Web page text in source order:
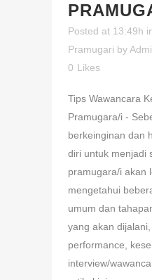
Posted at 13:49h
Pramugari by
0 Likes
Tips Wawancara
Pramugara/i -
berkeinginan dan
diri untuk menjadi
pramugara/i akan
mengetahui
umum dan
yang akan
performance,
interview/